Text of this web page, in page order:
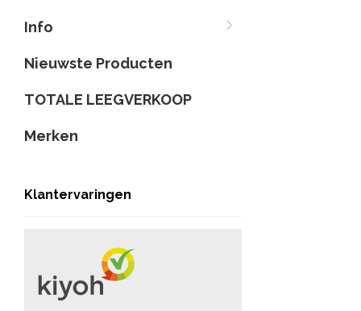
Info
Nieuwste Producten
TOTALE LEEGVERKOOP
Merken
Klantervaringen